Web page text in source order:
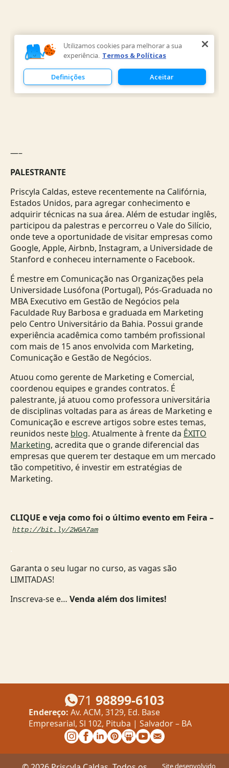
—–
PALESTRANTE
Priscyla Caldas, esteve recentemente na Califórnia,
Estados Unidos, para agregar conhecimento e
adquirir técnicas na sua área. Além de estudar inglês,
participou da palestras e percorreu o Vale do Silício,
onde teve a oportunidade de visitar empresas como
Google, Apple, Airbnb, Instagram, a Universidade de
Stanford e conheceu internamente o Facebook.
É mestre em Comunicação nas Organizações pela
Universidade Lusófona (Portugal), Pós-Graduada no
MBA Executivo em Gestão de Negócios pela
Faculdade Ruy Barbosa e graduada em Marketing
pelo Centro Universitário da Bahia. Possui grande
experiência acadêmica como também profissional
com mais de 15 anos envolvida com Marketing,
Comunicação e Gestão de Negócios.
Atuou como gerente de Marketing e Comercial,
coordenou equipes e grandes contratos. É
palestrante, já atuou como professora universitária
de disciplinas voltadas para as áreas de Marketing e
Comunicação e escreve artigos sobre estes temas,
reunidos neste blog. Atualmente à frente da ÊXITO
Marketing, acredita que o grande diferencial das
empresas que querem ter destaque em um mercado
tão competitivo, é investir em estratégias de
Marketing.
CLIQUE e veja como foi o último evento em Feira –
http://bit.ly/2WGA7am
.
Garanta o seu lugar no curso, as vagas são
LIMITADAS!
Inscreva-se e… Venda além dos limites!
71 98899-6103
Endereço: Av. ACM, 3129, Ed. Base
Empresarial, Sl 102, Pituba | Salvador – BA
Site desenvolvido